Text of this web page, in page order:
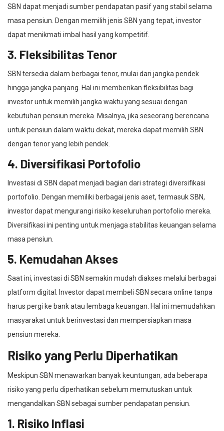
SBN dapat menjadi sumber pendapatan pasif yang stabil selama
masa pensiun. Dengan memilih jenis SBN yang tepat, investor
dapat menikmati imbal hasil yang kompetitif.
3. Fleksibilitas Tenor
SBN tersedia dalam berbagai tenor, mulai dari jangka pendek
hingga jangka panjang. Hal ini memberikan fleksibilitas bagi
investor untuk memilih jangka waktu yang sesuai dengan
kebutuhan pensiun mereka. Misalnya, jika seseorang berencana
untuk pensiun dalam waktu dekat, mereka dapat memilih SBN
dengan tenor yang lebih pendek.
4. Diversifikasi Portofolio
Investasi di SBN dapat menjadi bagian dari strategi diversifikasi
portofolio. Dengan memiliki berbagai jenis aset, termasuk SBN,
investor dapat mengurangi risiko keseluruhan portofolio mereka.
Diversifikasi ini penting untuk menjaga stabilitas keuangan selama
masa pensiun.
5. Kemudahan Akses
Saat ini, investasi di SBN semakin mudah diakses melalui berbagai
platform digital. Investor dapat membeli SBN secara online tanpa
harus pergi ke bank atau lembaga keuangan. Hal ini memudahkan
masyarakat untuk berinvestasi dan mempersiapkan masa
pensiun mereka.
Risiko yang Perlu Diperhatikan
Meskipun SBN menawarkan banyak keuntungan, ada beberapa
risiko yang perlu diperhatikan sebelum memutuskan untuk
mengandalkan SBN sebagai sumber pendapatan pensiun.
1. Risiko Inflasi